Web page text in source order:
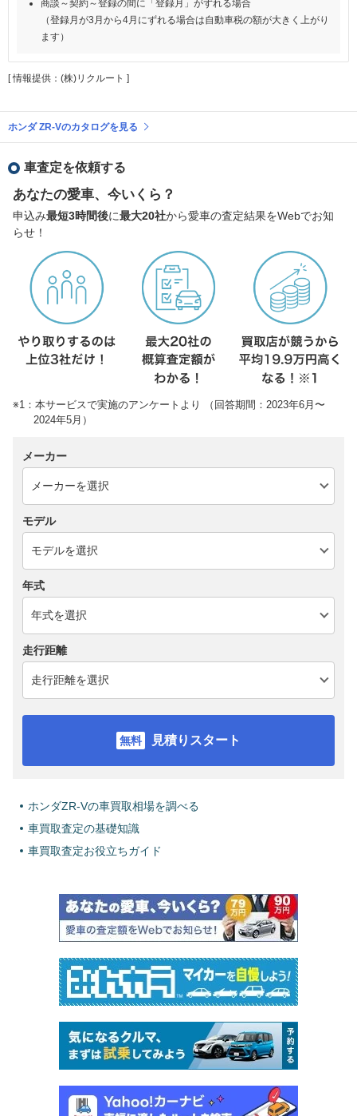
商談～契約～登録の間に「登録月」がずれる場合
（登録月が3月から4月にずれる場合は自動車税の額が大きく上がり
ます）
[ 情報提供：(株)リクルート ]
ホンダ ZR-Vのカタログを見る
車査定を依頼する
あなたの愛車、今いくら？
申込み最短3時間後に最大20社から愛車の査定結果をWebでお知
らせ！
※1：本サービスで実施のアンケートより （回答期間：2023年6月〜
2024年5月）
メーカー
モデル
年式
走行距離
見積りスタート
ホンダZR-Vの車買取相場を調べる
車買取査定の基礎知識
車買取査定お役立ちガイド